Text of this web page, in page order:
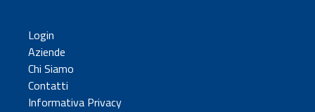
Login
Aziende
Chi Siamo
Contatti
Informativa Privacy